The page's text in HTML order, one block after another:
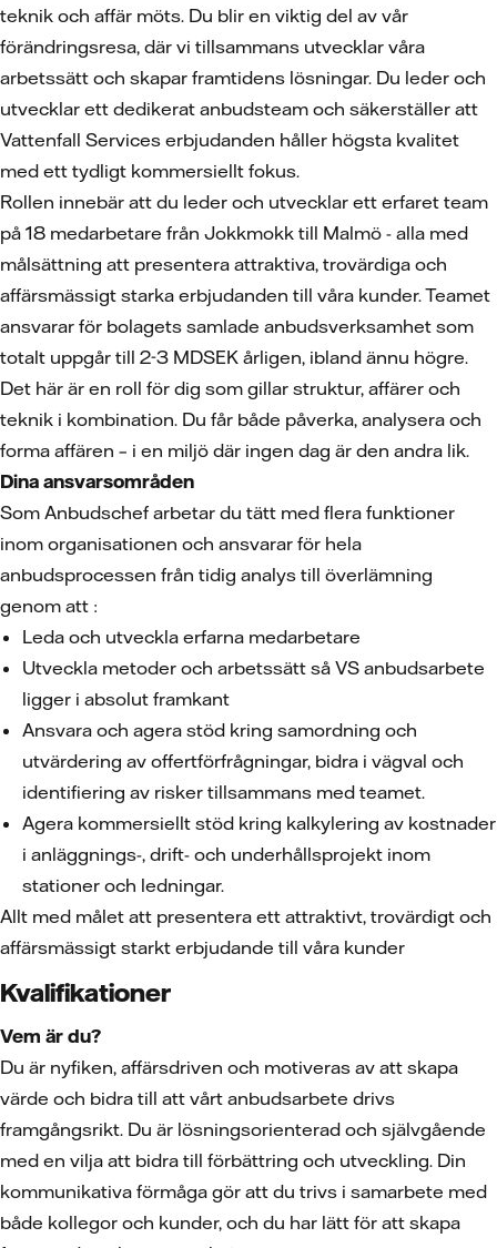
teknik och affär möts. Du blir en viktig del av vår
förändringsresa, där vi tillsammans utvecklar våra
arbetssätt och skapar framtidens lösningar. Du leder och
utvecklar ett dedikerat anbudsteam och säkerställer att
Vattenfall Services erbjudanden håller högsta kvalitet
med ett tydligt kommersiellt fokus.
Rollen innebär att du leder och utvecklar ett erfaret team
på 18 medarbetare från Jokkmokk till Malmö - alla med
målsättning att presentera attraktiva, trovärdiga och
affärsmässigt starka erbjudanden till våra kunder. Teamet
ansvarar för bolagets samlade anbudsverksamhet som
totalt uppgår till 2-3 MDSEK årligen, ibland ännu högre.
Det här är en roll för dig som gillar struktur, affärer och
teknik i kombination. Du får både påverka, analysera och
forma affären – i en miljö där ingen dag är den andra lik.
Dina ansvarsområden
Som Anbudschef arbetar du tätt med flera funktioner
inom organisationen och ansvarar för hela
anbudsprocessen från tidig analys till överlämning
genom att :
Leda och utveckla erfarna medarbetare
Utveckla metoder och arbetssätt så VS anbudsarbete
ligger i absolut framkant
Ansvara och agera stöd kring samordning och
utvärdering av offertförfrågningar, bidra i vägval och
identifiering av risker tillsammans med teamet.
Agera kommersiellt stöd kring kalkylering av kostnader
i anläggnings-, drift- och underhållsprojekt inom
stationer och ledningar.
Allt med målet att presentera ett attraktivt, trovärdigt och
affärsmässigt starkt erbjudande till våra kunder
Kvalifikationer
Vem är du?
Du är nyfiken, affärsdriven och motiveras av att skapa
värde och bidra till att vårt anbudsarbete drivs
framgångsrikt. Du är lösningsorienterad och självgående
med en vilja att bidra till förbättring och utveckling. Din
kommunikativa förmåga gör att du trivs i samarbete med
både kollegor och kunder, och du har lätt för att skapa